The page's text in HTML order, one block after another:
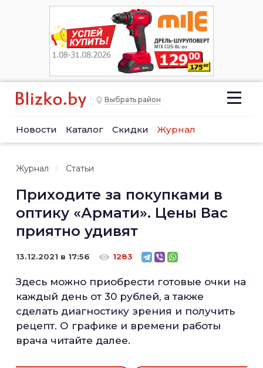
Выбрать район
Новости Каталог Скидки Журнал
Журнал Статьи
Приходите за покупками в
оптику «Армати». Цены Вас
приятно удивят
13.12.2021 в 17:56 1283
Здесь можно приобрести готовые очки на
каждый день от 30 рублей, а также
сделать диагностику зрения и получить
рецепт. О графике и времени работы
врача читайте далее.